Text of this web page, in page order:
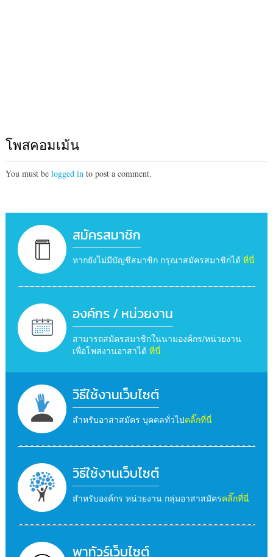
โพสคอมเม้น
You must be logged into post a comment.
สมัครสมาชิก
หากยังไม่มีบัญชีสมาชิก กรุณาสมัครสมาชิกได้ ที่นี่
องค์กร / หน่วยงาน
สามารถสมัครสมาชิกในนามองค์กร/หน่วยงาน
เพื่อโพสงานอาสาได้ ที่นี่
วิธีใช้งานเว็บไซต์
สำหรับอาสาสมัคร บุคคลทั่วไปคลิ๊กที่นี่
วิธีใช้งานเว็บไซต์
สำหรับองค์กร หน่วยงาน กลุ่มอาสาสมัครคลิ๊กที่นี่
พาทัวร์เว็บไซต์